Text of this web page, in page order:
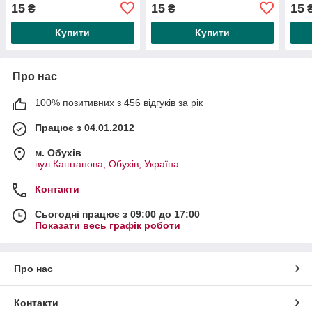
15 ₴
Купити
15₴
Купити
15
Про нас
100% позитивних з 456 відгуків за рік
Працює з 04.01.2012
м. Обухів
вул.Каштанова, Обухів, Україна
Контакти
Сьогодні працює з 09:00 до 17:00
Показати весь графік роботи
Про нас
Контакти